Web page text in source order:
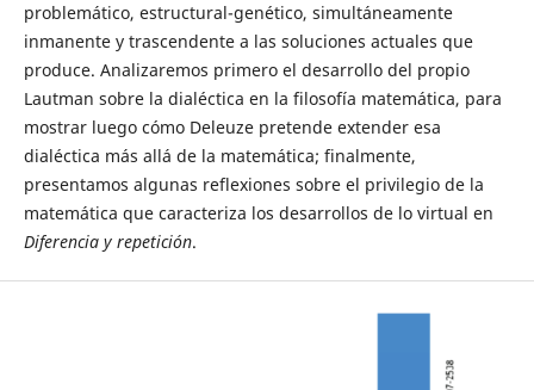
problemático, estructural-genético, simultáneamente
inmanente y trascendente a las soluciones actuales que
produce. Analizaremos primero el desarrollo del propio
Lautman sobre la dialéctica en la filosofía matemática, para
mostrar luego cómo Deleuze pretende extender esa
dialéctica más allá de la matemática; finalmente,
presentamos algunas reflexiones sobre el privilegio de la
matemática que caracteriza los desarrollos de lo virtual en
Diferencia y repetición.